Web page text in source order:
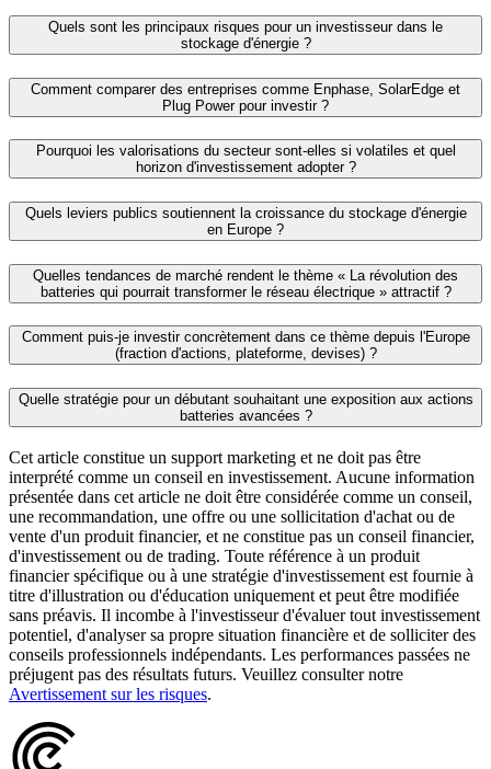
Quels sont les principaux risques pour un investisseur dans le
stockage d'énergie ?
Comment comparer des entreprises comme Enphase, SolarEdge et
Plug Power pour investir ?
Pourquoi les valorisations du secteur sont-elles si volatiles et quel
horizon d'investissement adopter ?
Quels leviers publics soutiennent la croissance du stockage d'énergie
en Europe ?
Quelles tendances de marché rendent le thème « La révolution des
batteries qui pourrait transformer le réseau électrique » attractif ?
Comment puis-je investir concrètement dans ce thème depuis l'Europe
(fraction d'actions, plateforme, devises) ?
Quelle stratégie pour un débutant souhaitant une exposition aux actions
batteries avancées ?
Cet article constitue un support marketing et ne doit pas être
interprété comme un conseil en investissement. Aucune information
présentée dans cet article ne doit être considérée comme un conseil,
une recommandation, une offre ou une sollicitation d'achat ou de
vente d'un produit financier, et ne constitue pas un conseil financier,
d'investissement ou de trading. Toute référence à un produit
financier spécifique ou à une stratégie d'investissement est fournie à
titre d'illustration ou d'éducation uniquement et peut être modifiée
sans préavis. Il incombe à l'investisseur d'évaluer tout investissement
potentiel, d'analyser sa propre situation financière et de solliciter des
conseils professionnels indépendants. Les performances passées ne
préjugent pas des résultats futurs. Veuillez consulter notre
Avertissement sur les risques.